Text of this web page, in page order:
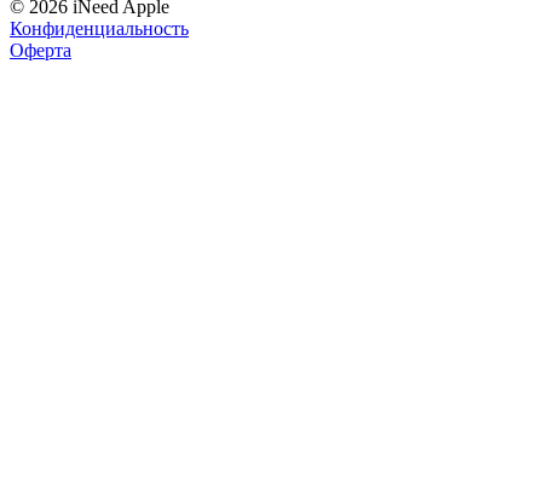
© 2026 iNeed Apple
Конфиденциальность
Оферта